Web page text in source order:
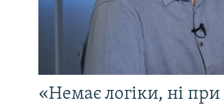
«Немає логіки, ні